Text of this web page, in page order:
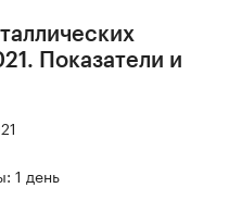
Показатели и
1 день